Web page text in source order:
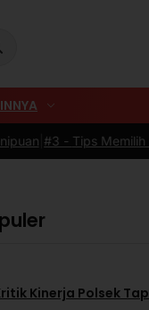
Sepatu
Kinerja Polsek